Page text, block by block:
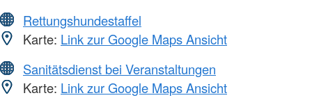
Rettungshundestaffel
Karte: Link zur Google Maps Ansicht
Sanitätsdienst bei Veranstaltungen
Karte: Link zur Google Maps Ansicht